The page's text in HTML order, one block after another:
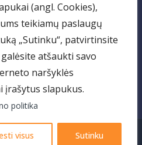
(angl. Cookies),
teikiamų paslaugų
„Sutinku“, patvirtinsite
atšaukti savo
naršyklės
įrašytus slapukus.
politika
visus Sutinku
Panevėžys